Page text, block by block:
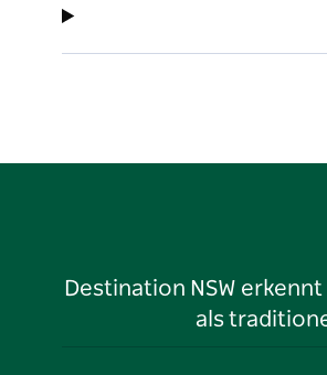
Destination NSW
als